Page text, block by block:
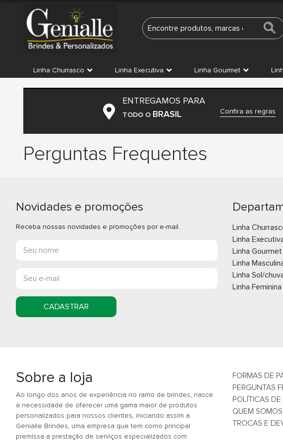
Linha Churrasco Linha Executiva Linha Gourmet
ENTREGAMOS PARA
TODO O BRASIL Confira as regras
Perguntas Frequentes
Novidades e promoções
Receba nossas novidades e promoções por e-mail.
CADASTRAR
Linha
Linha
Linha Gourmet
Linha
Linha Sol/
Linha Feminina
Sobre a loja
Ao longo dos anos de experiência no ramo de brindes, nasce
a necessidade de oferecer uma gama maior de produtos
personalizados para nossos clientes, iniciando assim a
Genialle Brindes, uma empresa que tem como principal
premissa a prestação de serviços especializados com
FORMAS DE
PERGUNTAS
POLÍTICAS DE
QUEM SOMOS
TROCAS E